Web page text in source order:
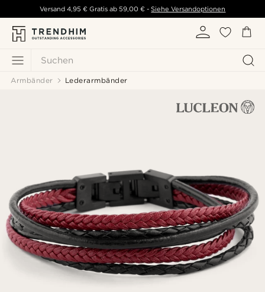
Suchen
Versand 4,95 € Gratis ab 59,00 € - Siehe Versandoptionen
Armbänder Lederarmbänder